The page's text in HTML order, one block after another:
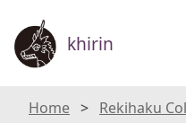
khirin
Home Rekihaku Collection Database